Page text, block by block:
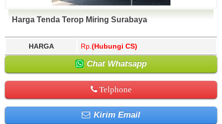
Harga Tenda Terop Miring Surabaya
HARGA Rp. (Hubungi CS)
Chat Whatsapp
Telphone
Kirim Email